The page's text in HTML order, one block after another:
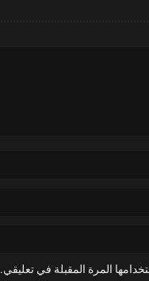
المرة المقبلة في تعليقي.